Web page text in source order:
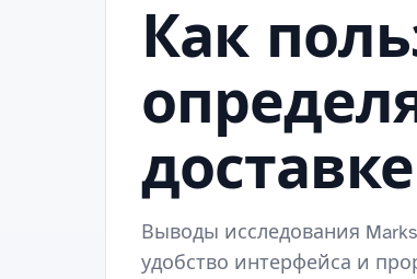
Как
доставке
Выводы исследования
удобство интерфейса и